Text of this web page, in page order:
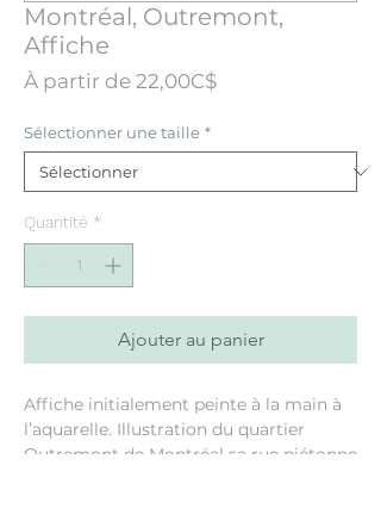
Montréal, Outremont,
Affiche
À partir de 22,00C$Prix
Sélectionner une taille *
Quantité *
Ajouter au panier
Affiche initialement peinte à la main à
l’aquarelle. Illustration du quartier
Outremont de Montréal sa rue piétonne